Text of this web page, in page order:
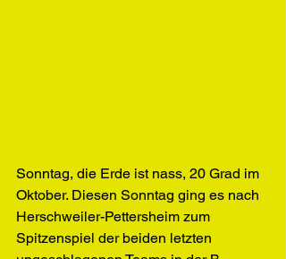
Sonntag, die Erde ist nass, 20 Grad im
Oktober. Diesen Sonntag ging es nach
Herschweiler-Pettersheim zum
Spitzenspiel der beiden letzten